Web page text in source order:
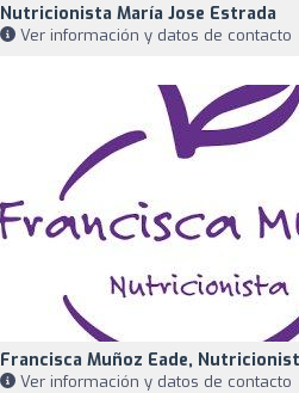
Nutricionista María Jose Estrada
Ver información y datos de contacto
Francisca Muñoz Eade,
Ver información y datos de contacto